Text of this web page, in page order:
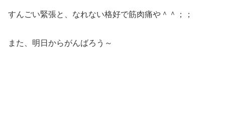
すんごい緊張と、なれない格好で筋肉痛や＾＾；；
また、明日からがんばろう～